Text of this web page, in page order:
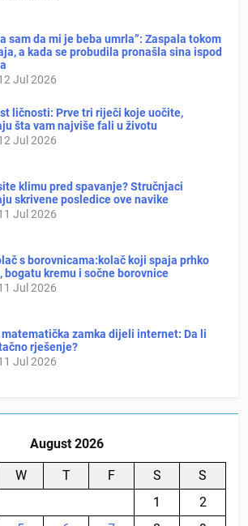
sam da mi je beba umrla”: Zaspala tokom
a kada se probudila pronašla sina ispod
Jul 2026
ličnosti: Prve tri riječi koje uočite,
šta vam najviše fali u životu
Jul 2026
klimu pred spavanje? Stručnjaci
skrivene posledice ove navike
Jul 2026
s borovnicama:kolač koji spaja prhko
bogatu kremu i sočne borovnice
Jul 2026
zamka dijeli internet: Da li
rješenje?
Jul 2026
August 2026
W T F S
S
1
2